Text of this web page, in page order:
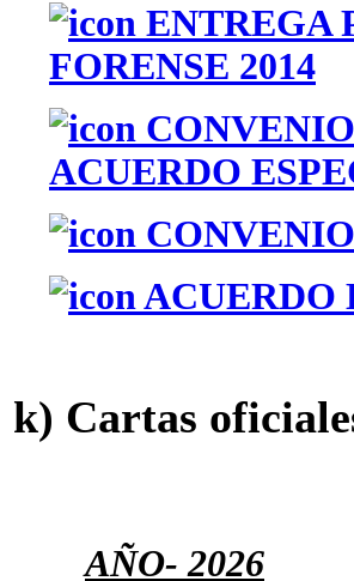
ENTREGA
FORENSE 2014
ACUERDO
ACUERDO
k) Cartas
AÑO- 2026